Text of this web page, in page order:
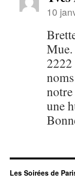
10
Mue.
une
Les Soirées de